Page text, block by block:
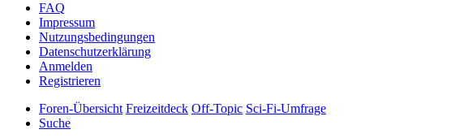
FAQ
Impressum
Nutzungsbedingungen
Datenschutzerklärung
Anmelden
Registrieren
Foren-Übersicht Freizeitdeck Off-Topic Sci-Fi-Umfrage
Suche